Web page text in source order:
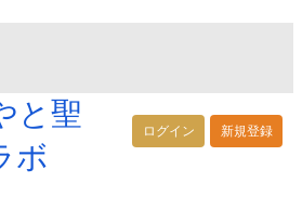
ログイン 新規登録
と聖
ボ